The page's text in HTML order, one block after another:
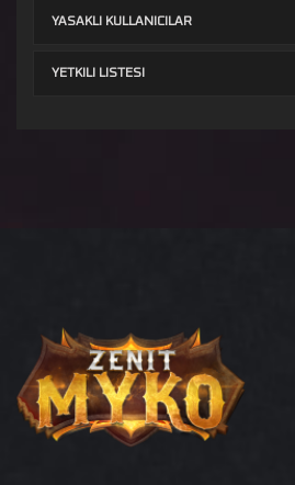
YASAKLI KULLANICILAR
YETKILI LISTESI